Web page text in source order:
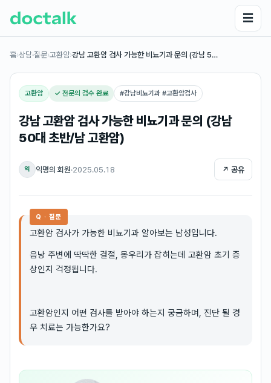
☰
홈›상담·질문›고환암›강남 고환암 검사 가능한 비뇨기과 문의 (강남 5…
고환암 ✓ 전문의 검수 완료 #강남비뇨기과 #고환암검사
강남 고환암 검사 가능한 비뇨기과 문의 (강남
50대 초반/남 고환암)
익 익명의 회원·2025.05.18 ↗ 공유
Q · 질문
고환암 검사가 가능한 비뇨기과 알아보는 남성입니다.
음낭 주변에 딱딱한 결절, 몽우리가 잡히는데 고환암 초기 증
상인지 걱정됩니다.
고환암인지 어떤 검사를 받아야 하는지 궁금하며, 진단 될 경
우 치료는 가능한가요?